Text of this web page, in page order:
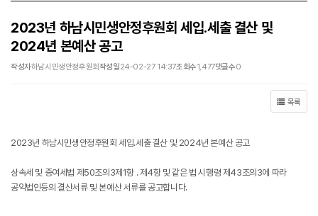
2023년 하남시민생안정후원회 세입.세출 결산 및
2024년 본예산 공고
작성자하남시민생안정후원회작성일24-02-27 14:37조회수1,477댓글수0
목록
2023년 하남시민생안정후원회 세입.세출 결산 및 2024년 본예산 공고
상속세 및 증여세법 제50조의3제1항 . 제4항 및 같은 법 시행령 제43조의3에 따라
공익법인등의 결산서류 및 본예산 서류를 공고합니다.